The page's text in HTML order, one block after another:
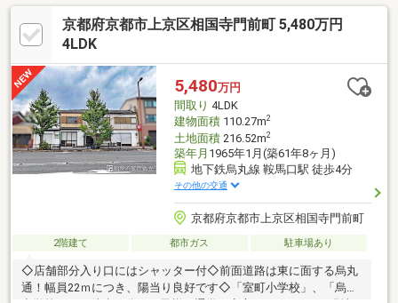
実績年間収入：1108万円・2025年実績年間収入：1092万円≪周辺
施設≫・ライフ…歩５分・ViVi…歩５分・セブンイレブン…歩５
分・ダックス…歩３分・星池公園…歩１分
京都府京都市上京区相国寺門前町 5,480万円
4LDK
5,480万円
間取り 4LDK
建物面積110.27m2
土地面積216.52m2
築年月 1965年1月(築61年8ヶ月)
地下鉄烏丸線 鞍馬口駅 徒歩4分
その他の交通
京都府京都市上京区相国寺門前町
2階建て 都市ガス 駐車場あり
◇店舗部分入り口にはシャッター付◇前面道路は東に面する烏丸
通！幅員22ｍにつき、陽当り良好です◇「室町小学校」、「烏丸